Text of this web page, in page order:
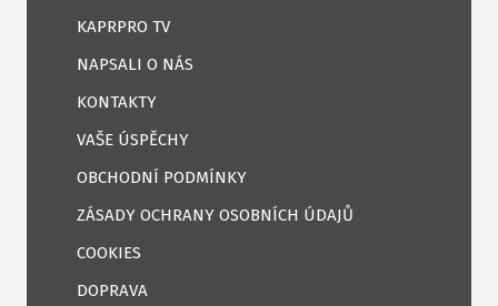
KAPRPRO TV
NAPSALI O NÁS
KONTAKTY
VAŠE ÚSPĚCHY
OBCHODNÍ PODMÍNKY
ZÁSADY OCHRANY OSOBNÍCH ÚDAJŮ
COOKIES
DOPRAVA